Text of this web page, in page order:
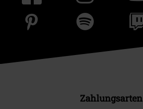
Zahlungsarten